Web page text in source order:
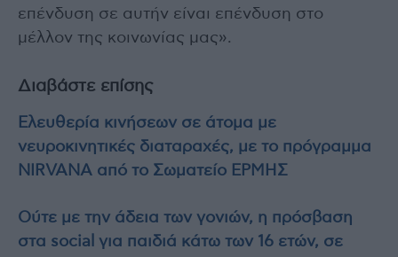
επένδυση σε αυτήν είναι επένδυση στο
μέλλον της κοινωνίας μας».
Διαβάστε επίσης
Ελευθερία κινήσεων σε άτομα με
νευροκινητικές διαταραχές, με το πρόγραμμα
NIRVANA από το Σωματείο ΕΡΜΗΣ
Ούτε με την άδεια των γονιών, η πρόσβαση
στα social για παιδιά κάτω των 16 ετών, σε